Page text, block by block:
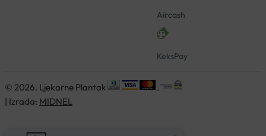
Aircash
KeksPay
© 2026. Ljekarne Plantak
| Izrada: MIDNEL